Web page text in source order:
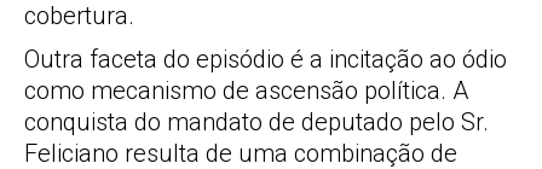
cobertura.
Outra faceta do episódio é a incitação ao ódio
como mecanismo de ascensão política. A
conquista do mandato de deputado pelo Sr.
Feliciano resulta de uma combinação de